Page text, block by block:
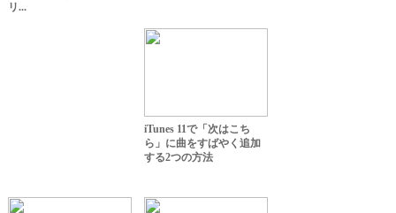
リ...
iTunes 11で「次はこち
ら」に曲をすばやく追加
する2つの方法